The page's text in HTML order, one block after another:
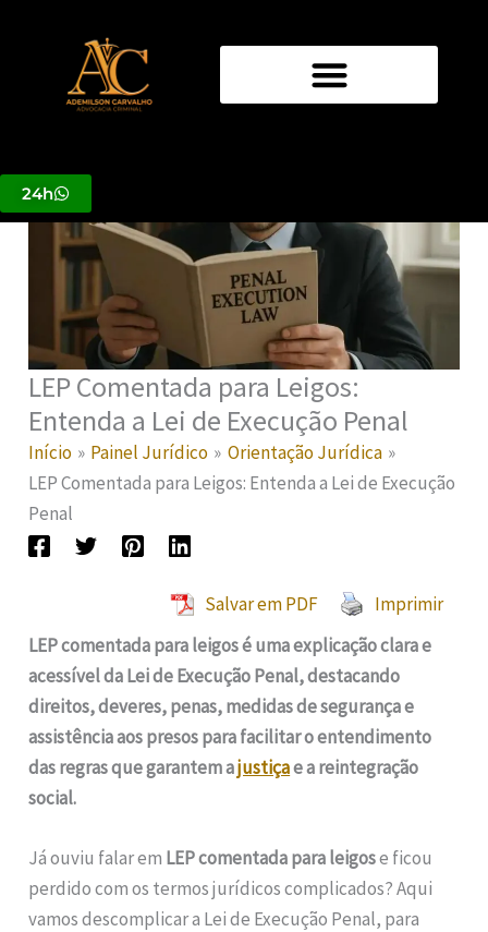
conteúdo
24h
LEP Comentada para Leigos:
Entenda a Lei de Execução Penal
Início Painel Jurídico
Orientação Jurídica
LEP Comentada para Leigos: Entenda a Lei de Execução
Penal
Salvar em PDF
Imprimir
LEP comentada para leigos é uma explicação clara e
acessível da Lei de Execução Penal, destacando
direitos, deveres, penas, medidas de segurança e
assistência aos presos para facilitar o entendimento
das regras que garantem ajustiçae a reintegração
social.
Já ouviu falar em LEP comentada para leigose ficou
perdido com os termos jurídicos complicados? Aqui
vamos descomplicar a Lei de Execução Penal, para